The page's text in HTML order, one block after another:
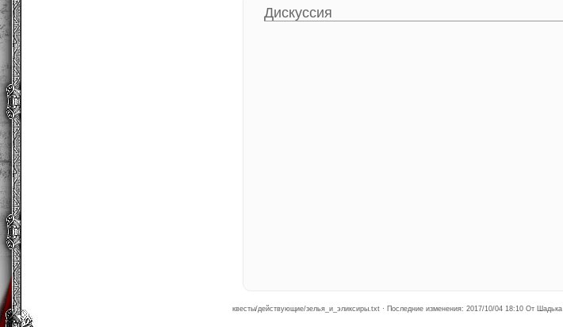
Дискуссия
квесты/действующие/зелья_и_эликсиры.txt · Последние изменения: 2017/10/04 18:10 От Шадька